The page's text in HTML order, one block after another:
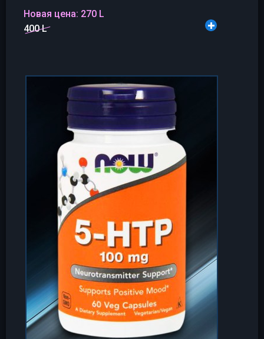
Новая цена: 270 L
400 L